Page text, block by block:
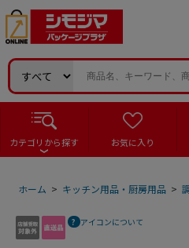
カテゴリから探す お気に入り
ホーム > キッチン用品・厨房用品 >
アイコンについて